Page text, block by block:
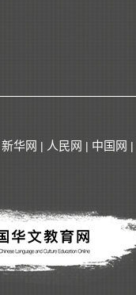
新华网 | 人民网 | 中国网 |